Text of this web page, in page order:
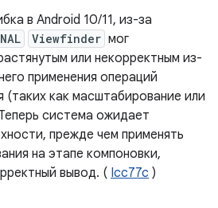
в Android 10/11, из-за
Viewfinder мог
или некорректным из-
применения операций
(таких как масштабирование или
система ожидает
прежде чем применять
на этапе компоновки,
вывод. ( Icc77c )